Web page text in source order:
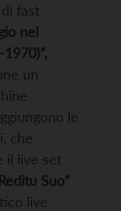
fast
nel
un
le
che
il live set
Suo”
live